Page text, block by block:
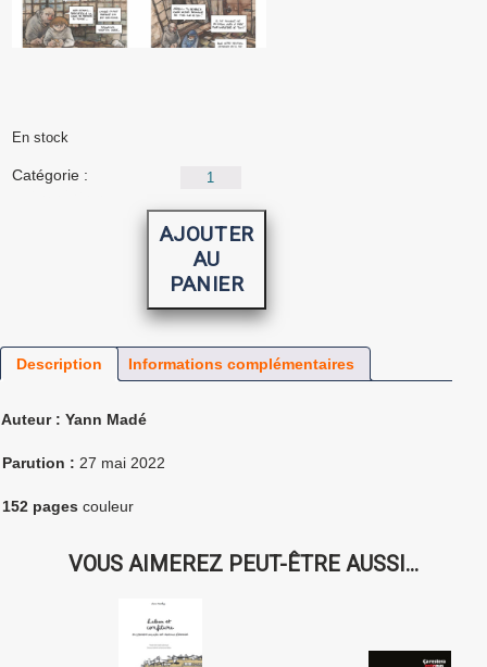
En stock
quantité
Un
autre
dessin
du
monde
AJOUTER
AU
PANIER
Catégorie :
Description Informations complémentaires
Auteur : Yann Madé
Parution : 27 mai 2022
152 pages couleur
VOUS AIMEREZ PEUT-ÊTRE AUSSI…